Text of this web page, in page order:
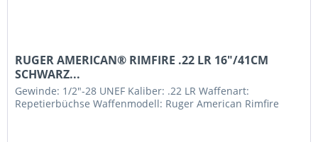
RUGER AMERICAN® RIMFIRE .22 LR 16"/41CM
SCHWARZ...
Gewinde: 1/2"-28 UNEF Kaliber: .22 LR Waffenart:
Repetierbüchse Waffenmodell: Ruger American Rimfire